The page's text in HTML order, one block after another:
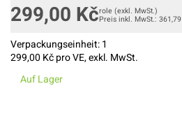
299,00 Kčrole (exkl. MwSt.)
Preis inkl. MwSt.: 361,79
Verpackungseinheit:1
299,00 Kč pro VE, exkl. MwSt.
Auf Lager